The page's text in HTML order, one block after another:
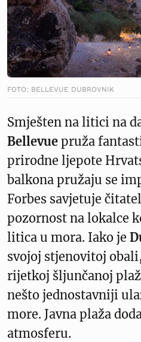
FOTO: BELLEVUE DUBROVNIK
Smješten na litici na
Bellevue pruža
prirodne ljepote
balkona pružaju se
Forbes savjetuje
pozornost na lokalce
litica u mora. Iako je
svojoj stjenovitoj
rijetkoj šljunčanoj
nešto jednostavniji
more. Javna plaža
atmosferu.